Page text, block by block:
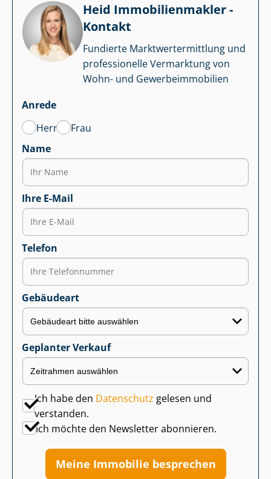
Heid Im­mo­bi­li­en­mak­ler -
Kontakt
Fundierte Markt­wert­ermitt­lung und
professionelle Vermarktung von
Wohn- und Ge­wer­be­im­mo­bi­li­en
Anrede
Herr
Frau
Name
Ihre E-Mail
Telefon
Gebäudeart
Geplanter Verkauf
Ich habe den Datenschutz gelesen und
verstanden.
Ich möchte den Newsletter abonnieren.
Meine Immobilie besprechen